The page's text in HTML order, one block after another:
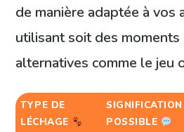
de manière adaptée à vos
utilisant soit des moments
alternatives comme le jeu
TYPE DE
LÉCHAGE
SIGNIFICATION
POSSIBLE